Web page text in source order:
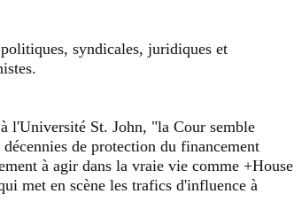
syndicales, juridiques et
l'Université St. John, "la Cour semble
de protection du financement
à agir dans la vraie vie comme +House
met en scène les trafics d'influence à